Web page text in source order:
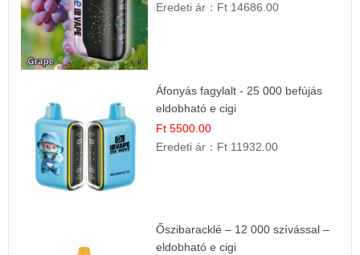
Eredeti ár： Ft 14686.00
Áfonyás fagylalt - 25 000 befújás
eldobható e cigi
Ft 5500.00
Eredeti ár： Ft 11932.00
Őszibaracklé – 12 000 szívással –
eldobható e cigi